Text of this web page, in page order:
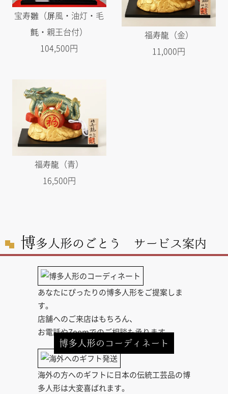
宝寿雛（屏風・油灯・毛
氈・親王台付）
104,500円
福寿龍（金）
11,000円
福寿龍（青）
16,500円
博多人形のごとう サービス案内
博多人形のコーディネート
あなたにぴったりの博多人形をご提案しま
す。
店舗へのご来店はもちろん、
お電話やZoomでのご相談も承ります。
海外の方へのギフトに日本の伝統工芸品の博
多人形は大変喜ばれます。